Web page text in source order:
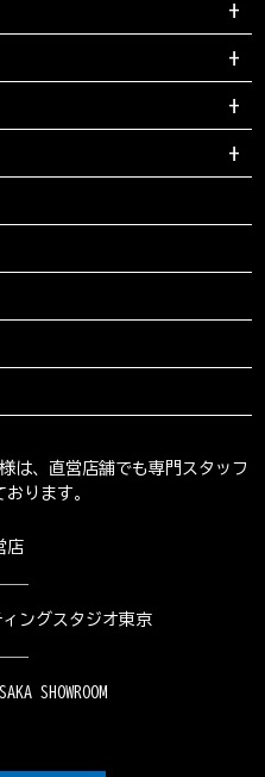
は、直営店舗でも専門スタッフ
ります。
店
ングスタジオ東京
SHOWROOM